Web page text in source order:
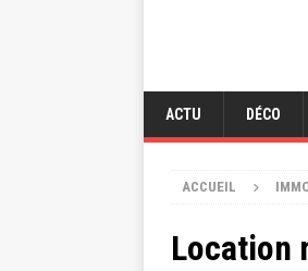
ACTU DÉCO
ACCUEIL
Location